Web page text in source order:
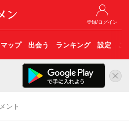
登録/ログイン
マップ 出会う ランキング 設定 こ
ント